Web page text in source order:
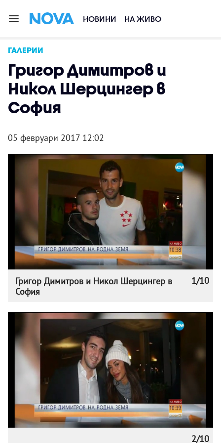
НОВИНИ НА ЖИВО
ГАЛЕРИИ
Григор Димитров и
Никол Шерцингер в
София
05 февруари 2017 12:02
1/10
Григор Димитров и Никол Шерцингер в
София
2/10